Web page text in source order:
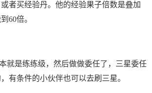
者买经验丹。他的经验果子倍数是叠加
60倍。
是练练级，然后做做委任了，三星委任
有条件的小伙伴也可以去刷三星。